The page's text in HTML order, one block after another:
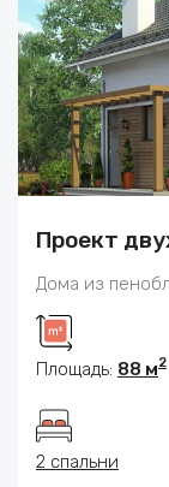
Проект
Дома из
Площадь: 88 м2
2 спальни